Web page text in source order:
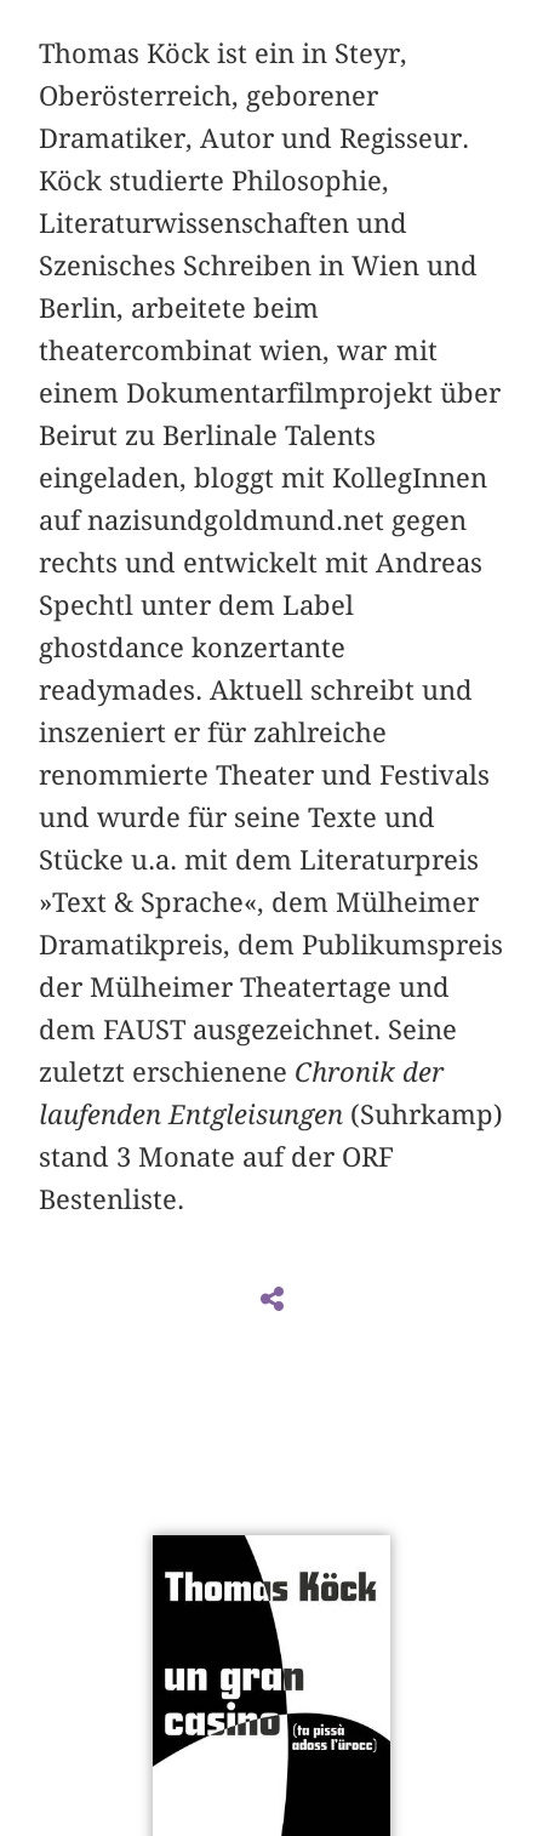
Thomas Köck ist ein in Steyr,
Oberösterreich, geborener
Dramatiker, Autor und Regisseur.
Köck studierte Philosophie,
Literaturwissenschaften und
Szenisches Schreiben in Wien und
Berlin, arbeitete beim
theatercombinat wien, war mit
einem Dokumentarfilmprojekt über
Beirut zu Berlinale Talents
eingeladen, bloggt mit KollegInnen
auf nazisundgoldmund.net gegen
rechts und entwickelt mit Andreas
Spechtl unter dem Label
ghostdance konzertante
readymades. Aktuell schreibt und
inszeniert er für zahlreiche
renommierte Theater und Festivals
und wurde für seine Texte und
Stücke u.a. mit dem Literaturpreis
»Text & Sprache«, dem Mülheimer
Dramatikpreis, dem Publikumspreis
der Mülheimer Theatertage und
dem FAUST ausgezeichnet. Seine
zuletzt erschienene Chronik der
laufenden Entgleisungen (Suhrkamp)
stand 3 Monate auf der ORF
Bestenliste.